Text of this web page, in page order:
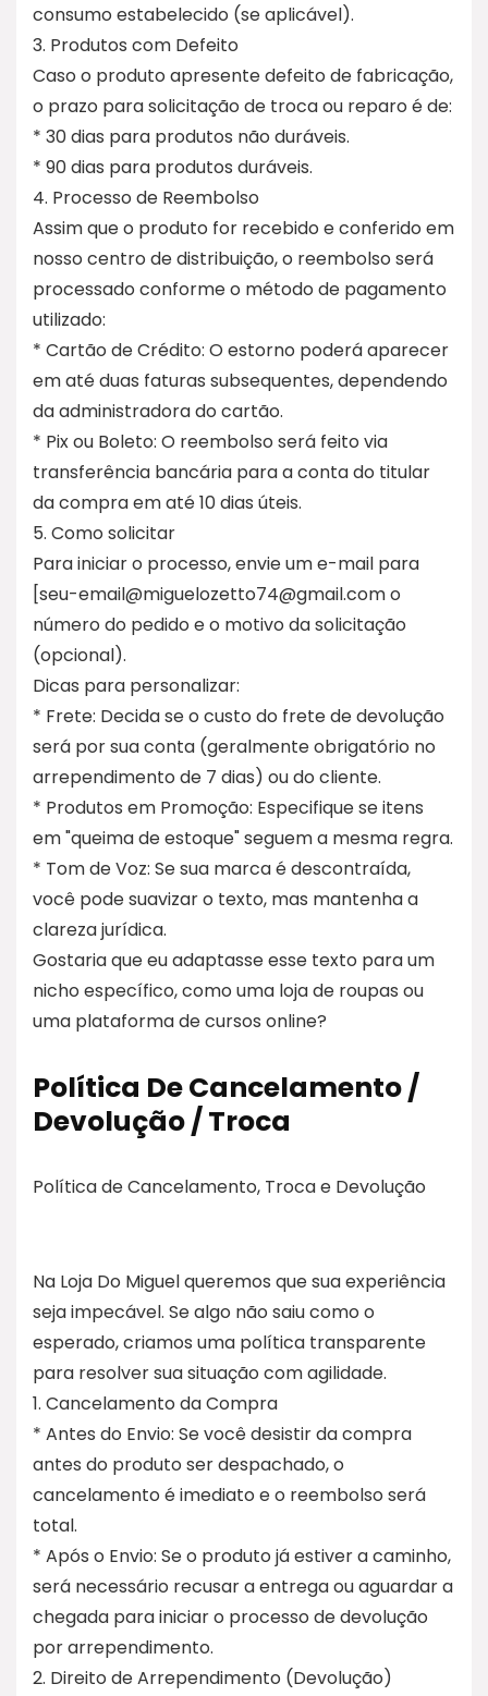
consumo estabelecido (se aplicável).
3. Produtos com Defeito
Caso o produto apresente defeito de fabricação,
o prazo para solicitação de troca ou reparo é de:
* 30 dias para produtos não duráveis.
* 90 dias para produtos duráveis.
4. Processo de Reembolso
Assim que o produto for recebido e conferido em
nosso centro de distribuição, o reembolso será
processado conforme o método de pagamento
utilizado:
* Cartão de Crédito: O estorno poderá aparecer
em até duas faturas subsequentes, dependendo
da administradora do cartão.
* Pix ou Boleto: O reembolso será feito via
transferência bancária para a conta do titular
da compra em até 10 dias úteis.
5. Como solicitar
Para iniciar o processo, envie um e-mail para
[seu-email@miguelozetto74@gmail.com o
número do pedido e o motivo da solicitação
(opcional).
Dicas para personalizar:
* Frete: Decida se o custo do frete de devolução
será por sua conta (geralmente obrigatório no
arrependimento de 7 dias) ou do cliente.
* Produtos em Promoção: Especifique se itens
em "queima de estoque" seguem a mesma regra.
* Tom de Voz: Se sua marca é descontraída,
você pode suavizar o texto, mas mantenha a
clareza jurídica.
Gostaria que eu adaptasse esse texto para um
nicho específico, como uma loja de roupas ou
uma plataforma de cursos online?
Política De Cancelamento /
Devolução / Troca
Política de Cancelamento, Troca e Devolução
Na Loja Do Miguel queremos que sua experiência
seja impecável. Se algo não saiu como o
esperado, criamos uma política transparente
para resolver sua situação com agilidade.
1. Cancelamento da Compra
* Antes do Envio: Se você desistir da compra
antes do produto ser despachado, o
cancelamento é imediato e o reembolso será
total.
* Após o Envio: Se o produto já estiver a caminho,
será necessário recusar a entrega ou aguardar a
chegada para iniciar o processo de devolução
por arrependimento.
2. Direito de Arrependimento (Devolução)